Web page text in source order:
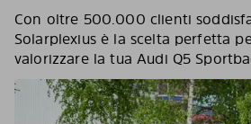
Con oltre 500.000 clienti
Solarplexius è la scelta perfetta
valorizzare la tua Audi Q5